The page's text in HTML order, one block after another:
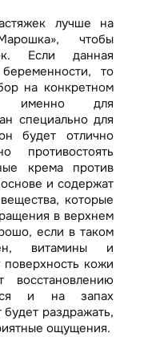
лучше на
чтобы
Если данная
то
на конкретном
именно для
специально для
будет отлично
противостоять
крема против
и содержат
которые
в верхнем
если в таком
витамины и
кожи
и на запах
раздражать,
ощущения.